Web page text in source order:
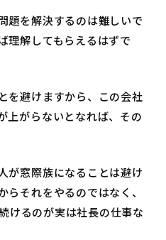
題を解決するのは難しいで
理解してもらえるはずで
を避けますから、この会社
上がらないとなれば、その
が窓際族になることは避け
らそれをやるのではなく、
けるのが実は社長の仕事な